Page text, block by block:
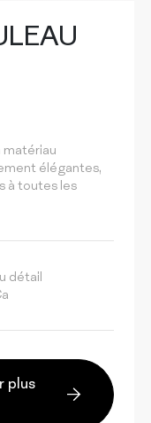
matériau
élégantes,
à toutes les
détail
plus